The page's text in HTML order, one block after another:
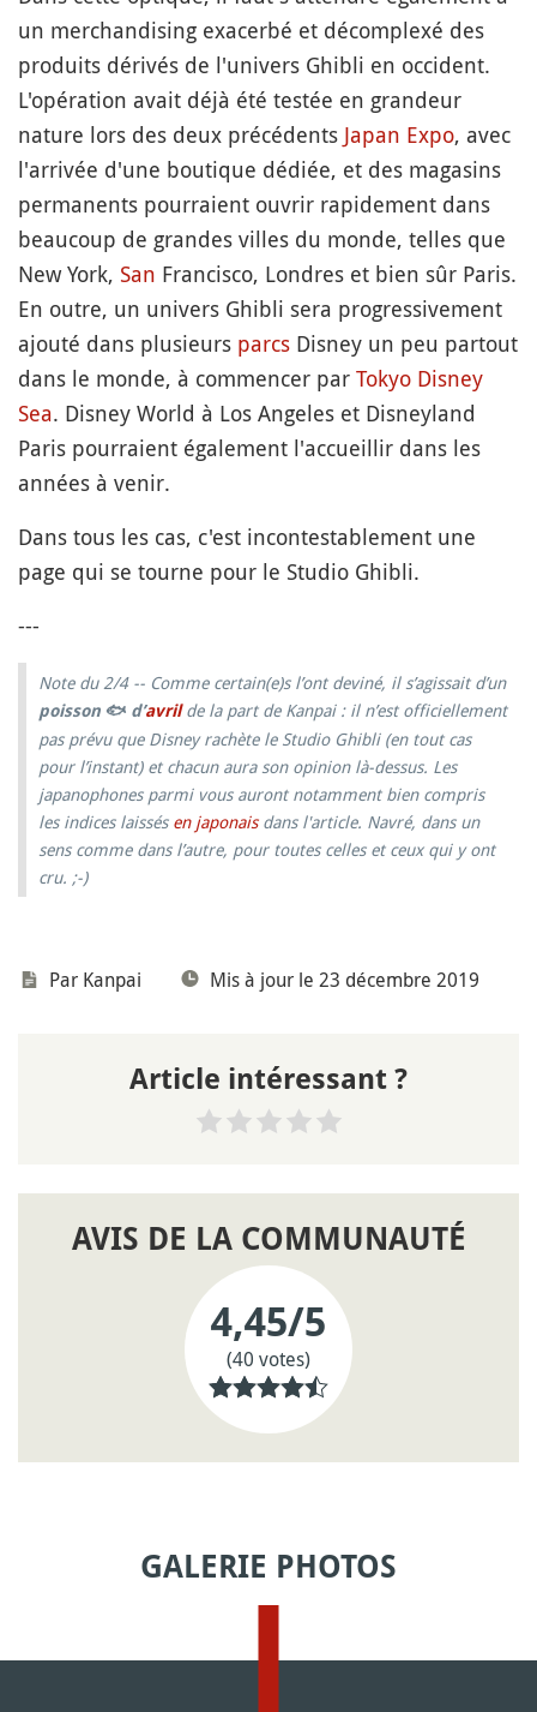
un merchandising exacerbé et décomplexé des
produits dérivés de l'univers Ghibli en occident.
L'opération avait déjà été testée en grandeur
nature lors des deux précédents Japan Expo, avec
l'arrivée d'une boutique dédiée, et des magasins
permanents pourraient ouvrir rapidement dans
beaucoup de grandes villes du monde, telles que
New York, San Francisco, Londres et bien sûr Paris.
En outre, un univers Ghibli sera progressivement
ajouté dans plusieurs parcs Disney un peu partout
dans le monde, à commencer par Tokyo Disney
Sea. Disney World à Los Angeles et Disneyland
Paris pourraient également l'accueillir dans les
années à venir.
Dans tous les cas, c'est incontestablement une
page qui se tourne pour le Studio Ghibli.
---
Note du 2/4 -- Comme certain(e)s l’ont deviné, il s’agissait d’un
poisson 🐟 d’avrilde la part de Kanpai : il n’est officiellement
pas prévu que Disney rachète le Studio Ghibli (en tout cas
pour l’instant) et chacun aura son opinion là-dessus. Les
japanophones parmi vous auront notamment bien compris
les indices laissés en japonaisdans l'article. Navré, dans un
sens comme dans l’autre, pour toutes celles et ceux qui y ont
cru. ;-)
Par Kanpai Mis à jour le 23 décembre 2019
Article intéressant ?
AVIS DE LA COMMUNAUTÉ
4,45/5
(40 votes)
GALERIE PHOTOS